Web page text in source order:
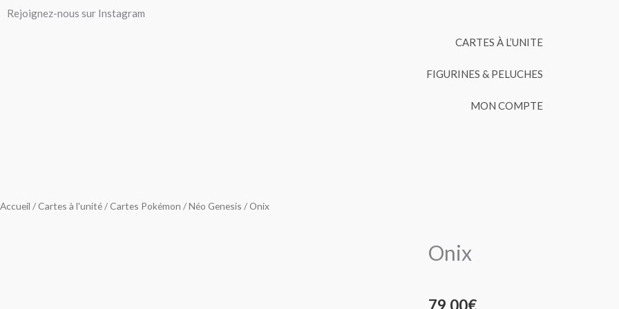
Aller
Rejoignez-nous sur Instagram
CARTES À L’UNITE
FIGURINES & PELUCHES
MON COMPTE
Accueil /Cartes à l'unité/Cartes Pokémon /Néo Genesis / Onix
Onix
79,00€